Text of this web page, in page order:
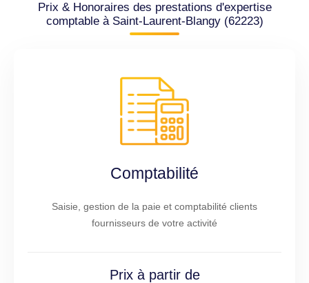
Prix & Honoraires des prestations d'expertise
comptable à Saint-Laurent-Blangy (62223)
Comptabilité
Saisie, gestion de la paie et comptabilité clients
fournisseurs de votre activité
Prix à partir de